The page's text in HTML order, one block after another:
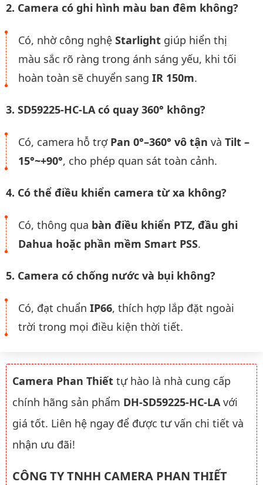
2. Camera có ghi hình màu ban đêm không?
Có, nhờ công nghệ Starlight giúp hiển thị
màu sắc rõ ràng trong ánh sáng yếu, khi tối
hoàn toàn sẽ chuyển sang IR 150m.
3. SD59225-HC-LA có quay 360° không?
Có, camera hỗ trợ Pan 0°–360° vô tận và Tilt –
15°~+90°, cho phép quan sát toàn cảnh.
4. Có thể điều khiển camera từ xa không?
Có, thông qua bàn điều khiển PTZ, đầu ghi
Dahua hoặc phần mềm Smart PSS.
5. Camera có chống nước và bụi không?
Có, đạt chuẩn IP66, thích hợp lắp đặt ngoài
trời trong mọi điều kiện thời tiết.
Camera Phan Thiết tự hào là nhà cung cấp
chính hãng sản phẩm DH-SD59225-HC-LAvới
giá tốt. Liên hệ ngay để được tư vấn chi tiết và
nhận ưu đãi!
CÔNG TY TNHH CAMERA PHAN THIẾT